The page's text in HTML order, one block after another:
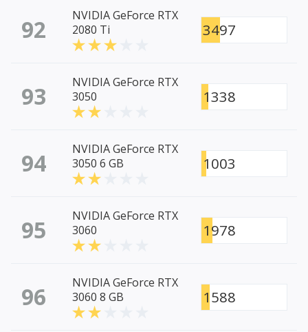
92
NVIDIA GeForce RTX
2080 Ti
3497
93
NVIDIA GeForce RTX
3050
1338
94
NVIDIA GeForce RTX
3050 6 GB
1003
95
NVIDIA GeForce RTX
3060
1978
96
NVIDIA GeForce RTX
3060 8 GB
1588